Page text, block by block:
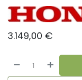
3.149,00 €